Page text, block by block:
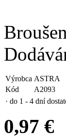
Výrobca ASTRA
Kód
A2093
· do 1 - 4 dní
0,97 €